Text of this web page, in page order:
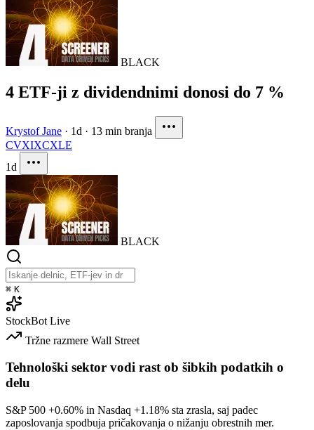
BLACK
4 ETF-ji z dividendnimi donosi do 7 %
Krystof Jane · 1d · 13 min branja
CVXIXCXLE
1d
BLACK
⌘ K
StockBot Live
Tržne razmere Wall Street
Tehnološki sektor vodi rast ob šibkih podatkih o
delu
S&P 500 +0.60% in Nasdaq +1.18% sta zrasla, saj padec
zaposlovanja spodbuja pričakovanja o nižanju obrestnih mer.